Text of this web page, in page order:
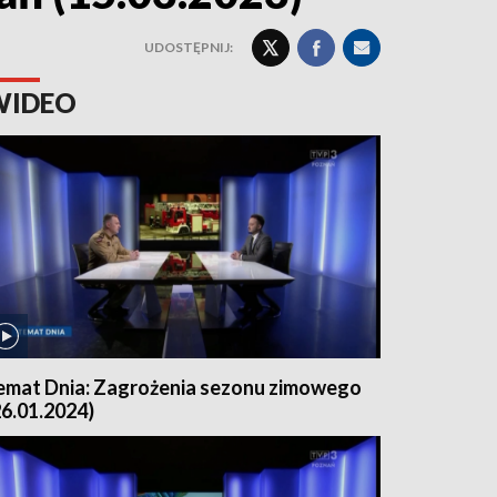
UDOSTĘPNIJ:
Dnia: Zagrożenia sezonu zimowego